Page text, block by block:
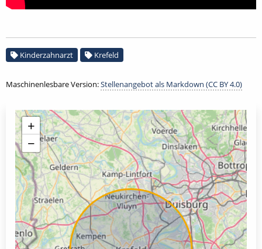
Kinderzahnarzt Krefeld
Maschinenlesbare Version:Stellenangebot als Markdown (CC BY 4.0)
+
−